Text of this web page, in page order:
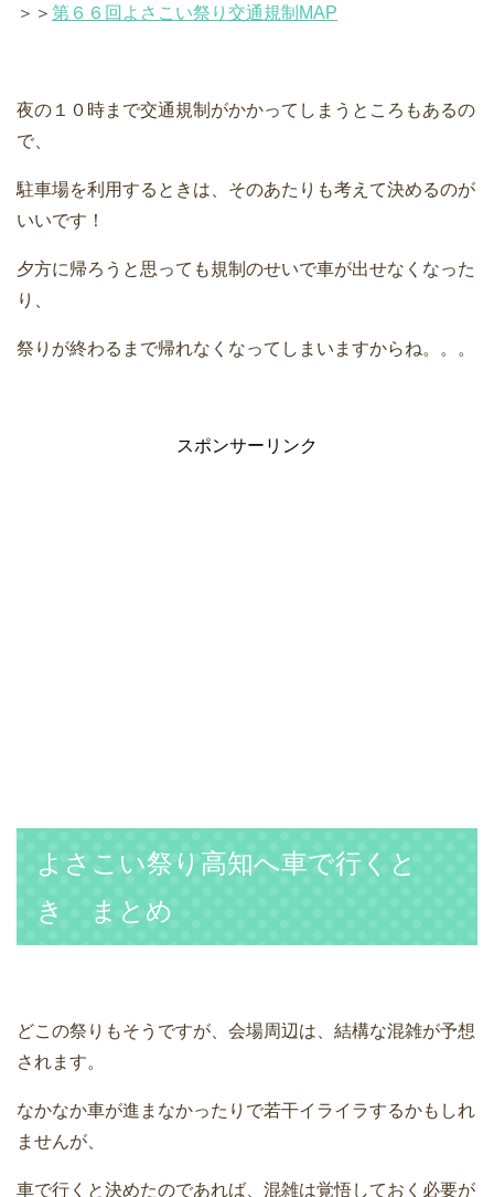
＞＞ 第６６回よさこい祭り交通規制MAP
夜の１０時まで交通規制がかかってしまうところもあるの
で、
駐車場を利用するときは、そのあたりも考えて決めるのが
いいです！
夕方に帰ろうと思っても規制のせいで車が出せなくなった
り、
祭りが終わるまで帰れなくなってしまいますからね。。。
スポンサーリンク
よさこい祭り高知へ車で行くと
き まとめ
どこの祭りもそうですが、会場周辺は、結構な混雑が予想
されます。
なかなか車が進まなかったりで若干イライラするかもしれ
ませんが、
車で行くと決めたのであれば、混雑は覚悟しておく必要が